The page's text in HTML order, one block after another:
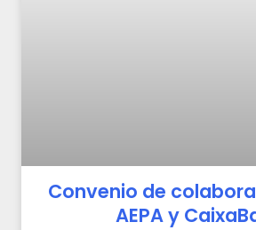
Convenio de
AEPA y